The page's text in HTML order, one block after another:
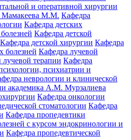
и оперативной хирургии
Мамакеева М.М. Кафедра
Кафедра детских
Кафедра детской
Кафедра детской хирургии Кафедра
болезней Кафедра лучевой
лучевой терапии Кафедра
психиатрии и
неврологии и клинической
академика А.М. Мурзалиева
Кафедра онкологии
стоматологии Кафедра
Кафедра пропедевтики
с курсом эндокринологии и
Кафедра пропедевтической